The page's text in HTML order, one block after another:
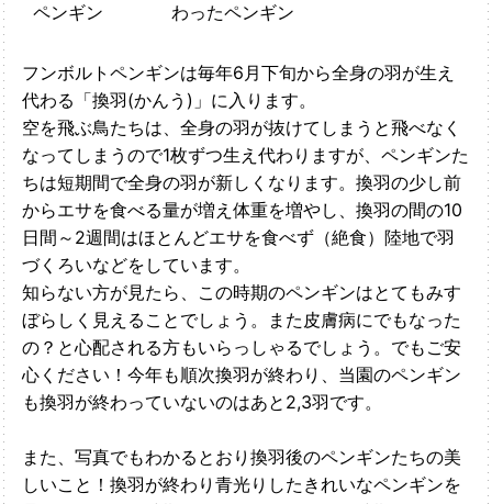
ペンギン
わったペンギン
フンボルトペンギンは毎年6月下旬から全身の羽が生え
代わる「換羽(かんう)」に入ります。
空を飛ぶ鳥たちは、全身の羽が抜けてしまうと飛べなく
なってしまうので1枚ずつ生え代わりますが、ペンギンた
ちは短期間で全身の羽が新しくなります。換羽の少し前
からエサを食べる量が増え体重を増やし、換羽の間の10
日間～2週間はほとんどエサを食べず（絶食）陸地で羽
づくろいなどをしています。
知らない方が見たら、この時期のペンギンはとてもみす
ぼらしく見えることでしょう。また皮膚病にでもなった
の？と心配される方もいらっしゃるでしょう。でもご安
心ください！今年も順次換羽が終わり、当園のペンギン
も換羽が終わっていないのはあと2,3羽です。
また、写真でもわかるとおり換羽後のペンギンたちの美
しいこと！換羽が終わり青光りしたきれいなペンギンを